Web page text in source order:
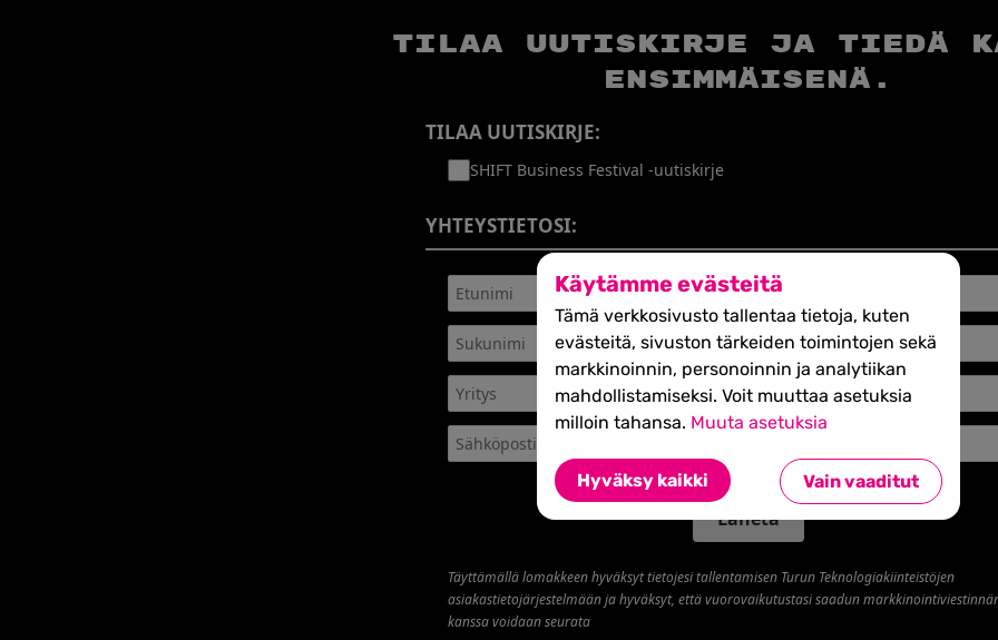
Käytämme evästeitä
Tämä verkkosivusto tallentaa tietoja, kuten
evästeitä, sivuston tärkeiden toimintojen sekä
markkinoinnin, personoinnin ja analytiikan
mahdollistamiseksi. Voit muuttaa asetuksia
milloin tahansa. Muuta asetuksia
Hyväksy kaikki Vain vaaditut
Tilaa uutiskirje ja tiedä
ensimmäisenä.
TILAA UUTISKIRJE:
SHIFT Business Festival -uutiskirje
YHTEYSTIETOSI:
Lähetä
Täyttämällä lomakkeen hyväksyt tietojesi tallentamisen Turun Teknologiakiinteistöjen
asiakastietojärjestelmäänja hyväksyt, että vuorovaikutustasi saadun
kanssa voidaan seurata